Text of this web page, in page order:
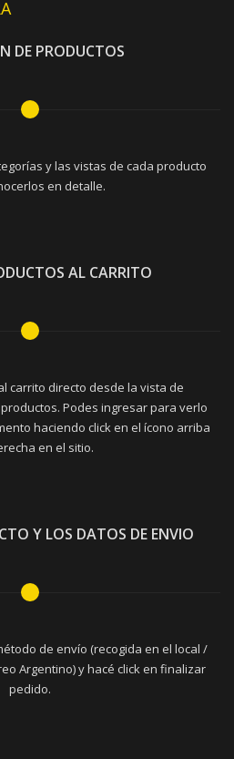
DE PRODUCTOS
y las vistas de cada producto
en detalle.
AL CARRITO
carrito directo desde la vista de
Podes ingresar para verlo
haciendo click en el ícono arriba
en el sitio.
Y LOS DATOS DE ENVIO
de envío (recogida en el local /
Argentino) y hacé click en finalizar
pedido.